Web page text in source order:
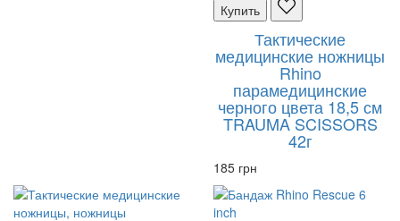
Купить
Тактические
медицинские ножницы
Rhino
парамедицинские
черного цвета 18,5 см
TRAUMA SCISSORS
42г
185 грн